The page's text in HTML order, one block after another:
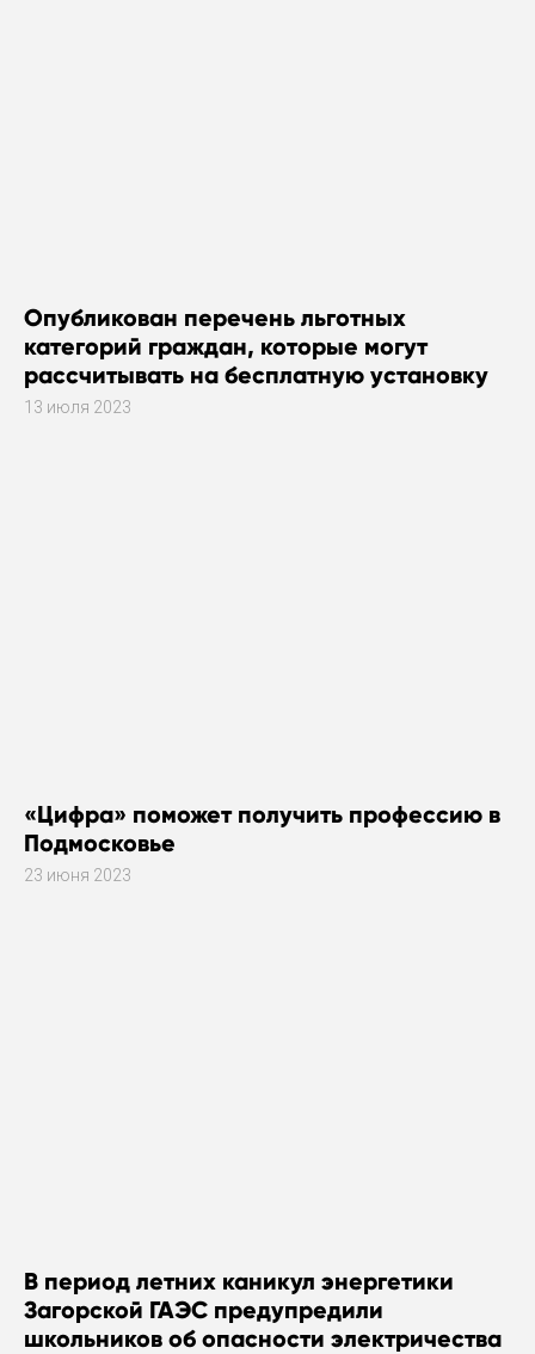
Опубликован перечень льготных
категорий граждан, которые могут
рассчитывать на бесплатную установку
газового оборудования
13 июля 2023
«Цифра» поможет получить профессию в
Подмосковье
23 июня 2023
В период летних каникул энергетики
Загорской ГАЭС предупредили
школьников об опасности электричества